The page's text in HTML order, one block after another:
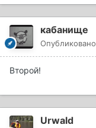
кабанище
Опубликовано
Второй!
Urwald